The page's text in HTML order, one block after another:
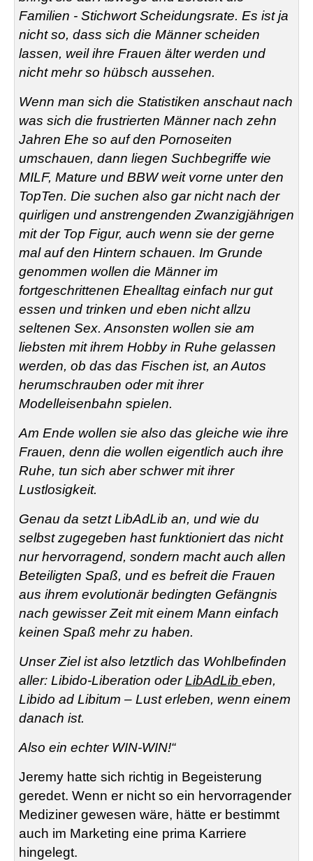
Familien - Stichwort Scheidungsrate. Es ist ja
nicht so, dass sich die Männer scheiden
lassen, weil ihre Frauen älter werden und
nicht mehr so hübsch aussehen.
Wenn man sich die Statistiken anschaut nach
was sich die frustrierten Männer nach zehn
Jahren Ehe so auf den Pornoseiten
umschauen, dann liegen Suchbegriffe wie
MILF, Mature und BBW weit vorne unter den
TopTen. Die suchen also gar nicht nach der
quirligen und anstrengenden Zwanzigjährigen
mit der Top Figur, auch wenn sie der gerne
mal auf den Hintern schauen. Im Grunde
genommen wollen die Männer im
fortgeschrittenen Ehealltag einfach nur gut
essen und trinken und eben nicht allzu
seltenen Sex. Ansonsten wollen sie am
liebsten mit ihrem Hobby in Ruhe gelassen
werden, ob das das Fischen ist, an Autos
herumschrauben oder mit ihrer
Modelleisenbahn spielen.
Am Ende wollen sie also das gleiche wie ihre
Frauen, denn die wollen eigentlich auch ihre
Ruhe, tun sich aber schwer mit ihrer
Lustlosigkeit.
Genau da setzt LibAdLib an, und wie du
selbst zugegeben hast funktioniert das nicht
nur hervorragend, sondern macht auch allen
Beteiligten Spaß, und es befreit die Frauen
aus ihrem evolutionär bedingten Gefängnis
nach gewisser Zeit mit einem Mann einfach
keinen Spaß mehr zu haben.
Unser Ziel ist also letztlich das Wohlbefinden
aller: Libido-Liberation oderLibAdLib eben,
Libido ad Libitum – Lust erleben, wenn einem
danach ist.
Also ein echter WIN-WIN!“
Jeremy hatte sich richtig in Begeisterung
geredet. Wenn er nicht so ein hervorragender
Mediziner gewesen wäre, hätte er bestimmt
auch im Marketing eine prima Karriere
hingelegt.